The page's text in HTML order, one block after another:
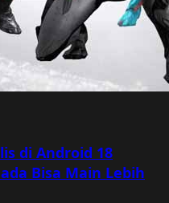
di Android 18
Bisa Main Lebih